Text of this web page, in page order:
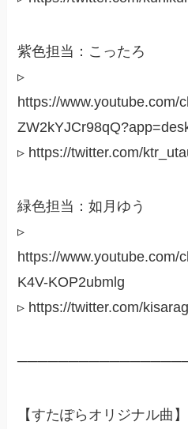
紫色担当：こったろ
▹
https://www.youtube.com/
▹ https://twitter.com/
緑色担当：如月ゆう
▹
https://www.youtube.com/
K4V-KOP2ubmlg
▹ https://twitter.com/
【すたぽらオリジナル曲】